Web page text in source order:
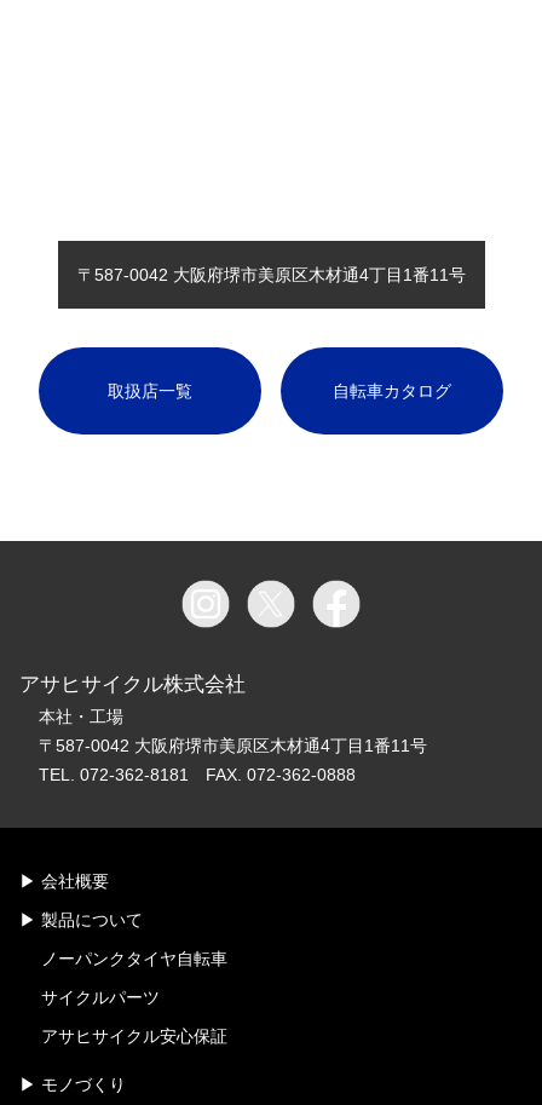
〒587-0042 大阪府堺市美原区木材通4丁目1番11号
取扱店一覧 自転車カタログ
アサヒサイクル株式会社
本社・工場
〒587-0042 大阪府堺市美原区木材通4丁目1番11号
TEL. 072-362-8181 FAX. 072-362-0888
会社概要
製品について
ノーパンクタイヤ自転車
サイクルパーツ
アサヒサイクル安心保証
モノづくり